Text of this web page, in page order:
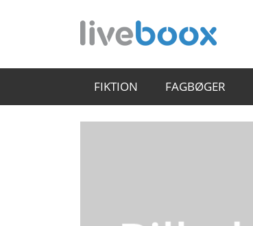
FIKTION FAGBØGER